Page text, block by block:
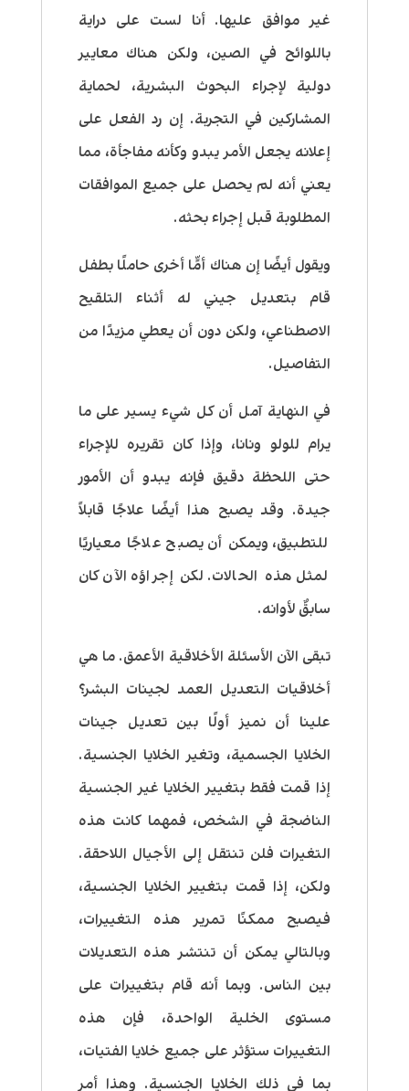
غير موافق عليها. أنا لست على دراية
باللوائح في الصين، ولكن هناك معايير
دولية لإجراء البحوث البشرية، لحماية
المشاركين في التجربة. إن رد الفعل على
إعلانه يجعل الأمر يبدو وكأنه مفاجأة، مما
يعني أنه لم يحصل على جميع الموافقات
المطلوبة قبل إجراء بحثه.
ويقول أيضًا إن هناك أمًّا أخرى حاملًا بطفل
قام بتعديل جيني له أثناء التلقيح
الاصطناعي، ولكن دون أن يعطي مزيدًا من
التفاصيل.
في النهاية آمل أن كل شيء يسير على ما
يرام للولو ونانا، وإذا كان تقريره للإجراء
حتى اللحظة دقيق فإنه يبدو أن الأمور
جيدة. وقد يصبح هذا أيضًا علاجًا قابلاً
للتطبيق، ويمكن أن يصبح علاجًا معياريًا
لمثل هذه الحالات. لكن إجراؤه الآن كان
سابقٌ لأوانه.
تبقى الآن الأسئلة الأخلاقية الأعمق. ما هي
أخلاقيات التعديل العمد لجينات البشر؟
علينا أن نميز أولًا بين تعديل جينات
الخلايا الجسمية، وتغير الخلايا الجنسية.
إذا قمت فقط بتغيير الخلايا غير الجنسية
الناضجة في الشخص، فمهما كانت هذه
التغيرات فلن تنتقل إلى الأجيال اللاحقة.
ولكن، إذا قمت بتغيير الخلايا الجنسية،
فيصبح ممكنًا تمرير هذه التغييرات،
وبالتالي يمكن أن تنتشر هذه التعديلات
بين الناس. وبما أنه قام بتغييرات على
مستوى الخلية الواحدة، فإن هذه
التغييرات ستؤثر على جميع خلايا الفتيات،
بما في ذلك الخلايا الجنسية. وهذا أمر